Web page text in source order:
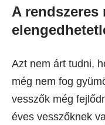
A rendszeres
Azt nem árt tudni,
még nem fog
vesszők még
éves vesszőknek